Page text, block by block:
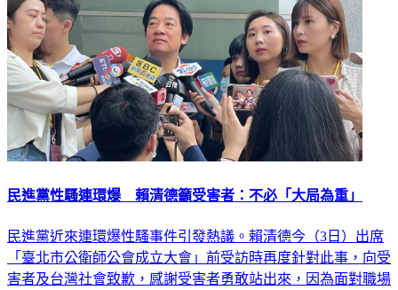
民進黨性騷連環爆 賴清德籲受害者：不必「大局為重」
民進黨近來連環爆性騷事件引發熱議。賴清德今（3日）出席
「臺北市公衛師公會成立大會」前受訪時再度針對此事，向受
害者及台灣社會致歉，感謝受害者勇敢站出來，因為面對職場